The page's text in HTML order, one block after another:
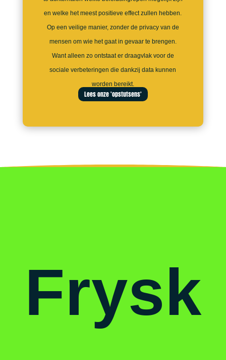
en welke het meest positieve effect zullen hebben.
Op een veilige manier, zonder de privacy van de
mensen om wie het gaat in gevaar te brengen.
Want alleen zo ontstaat er draagvlak voor de
sociale verbeteringen die dankzij data kunnen
worden bereikt.
Lees onze 'opstutsens'
Frysk